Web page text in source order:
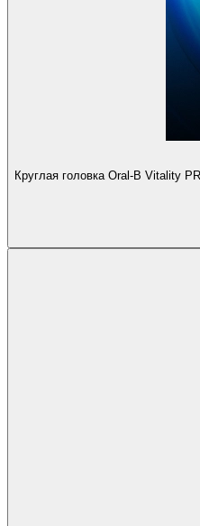
Круглая головка Oral-B Vitality